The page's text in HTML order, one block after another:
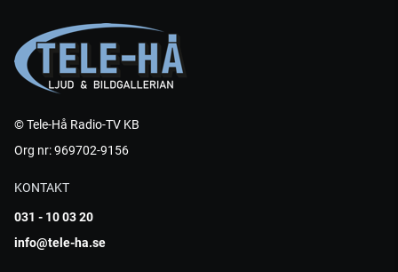
© Tele-Hå Radio-TV KB
Org nr: 969702-9156
KONTAKT
031 - 10 03 20
info@tele-ha.se